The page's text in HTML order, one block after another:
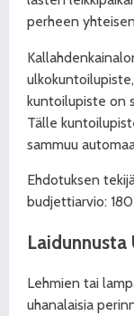
perheen
kuntoilupiste on
Tälle
sammuu
Ehdotuksen
budjettiarvio:
Lehmien tai
uhanalaisia